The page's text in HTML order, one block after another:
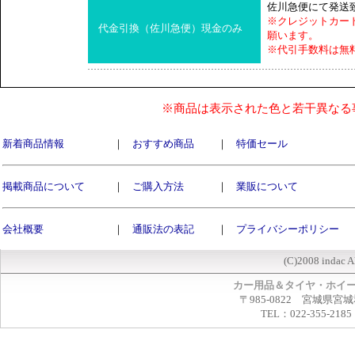
代金引換（佐川急便）現金のみ
佐川急便にて発送
※クレジットカー
願います。
※代引手数料は無
※商品は表示された色と若干異な
新着商品情報 ｜ おすすめ商品 ｜ 特価セール
掲載商品について ｜ ご購入方法 ｜ 業販について
会社概要 ｜ 通販法の表記 ｜ プライバシーポリシー
(C)2008 indac
カー用品＆タイヤ・ホイ
〒985-0822 宮城県宮城
TEL：022-355-